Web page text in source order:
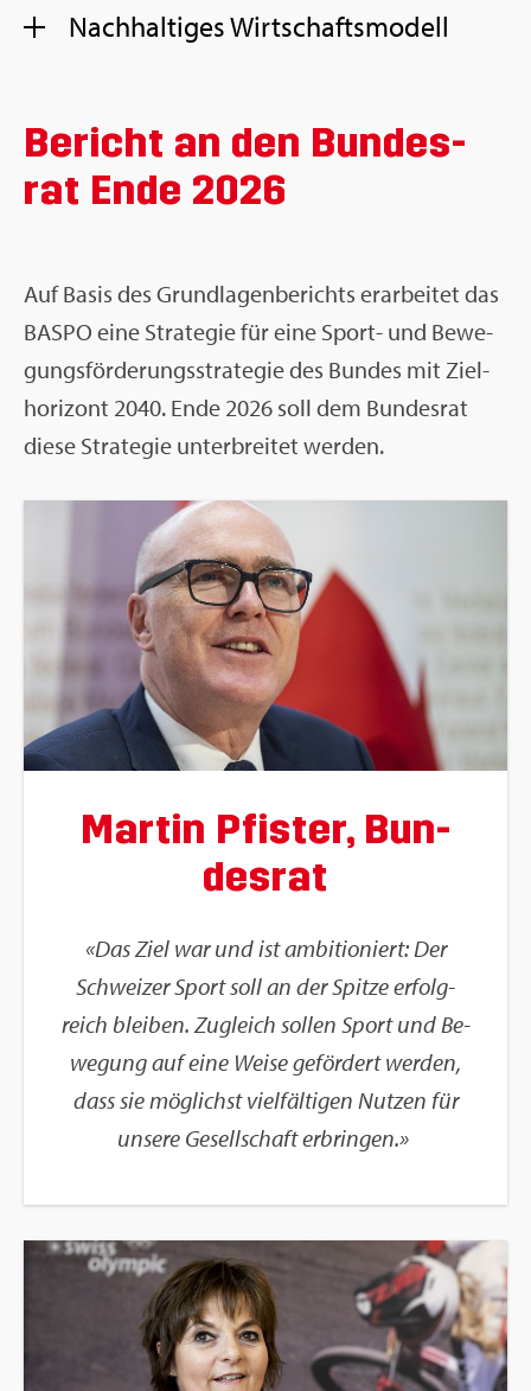
Nach­hal­ti­ges Wirt­schafts­mo­dell
Be­richt an den Bun­des­
rat Ende 2026
Auf Basis des Grund­la­gen­be­richts er­ar­bei­tet das
BASPO eine Stra­te­gie für eine Sport- und Be­we­
gungs­för­de­rungs­stra­te­gie des Bun­des mit Ziel­
ho­ri­zont 2040. Ende 2026 soll dem Bun­des­rat
diese Stra­te­gie un­ter­brei­tet wer­den.
Mar­tin Pfis­ter, Bun­
des­rat
«Das Ziel war und ist am­bi­tio­niert: Der
Schwei­zer Sport soll an der Spit­ze er­folg­
reich blei­ben. Zu­gleich sol­len Sport und Be­
we­gung auf eine Weise ge­för­dert wer­den,
dass sie mög­lichst viel­fäl­ti­gen Nut­zen für
un­se­re Ge­sell­schaft er­brin­gen.»